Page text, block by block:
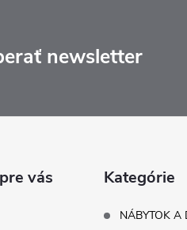
newsletter
vás Kategórie
NÁBYTOK A